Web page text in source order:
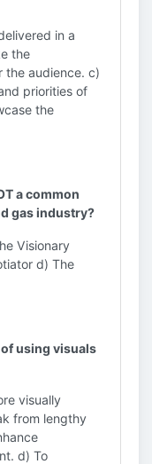
in a
the
the audience. c)
priorities of
the
a common
gas industry?
Visionary
d) The
using visuals
visually
from lengthy
d) To